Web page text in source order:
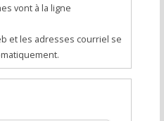
vont à la ligne
et les adresses courriel se